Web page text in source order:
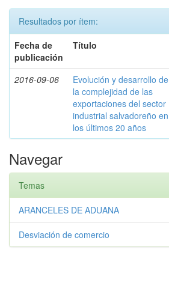
Resultados por ítem:
Fecha de
publicación
Título
2016-09-06
Evolución y desarrollo de
la complejidad de las
exportaciones del sector
industrial salvadoreño en
los últimos 20 años
Navegar
Temas
ARANCELES DE ADUANA
Desviación de comercio